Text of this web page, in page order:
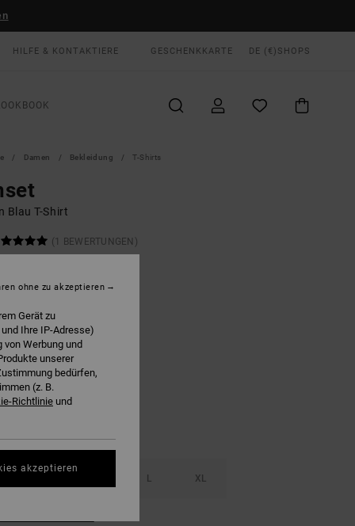
HILFE & KONTAKTIERE GESCHENKKARTE DE (€) SHOPS
Damen Bekleidung T-Shirts
Blau T-Shirt
(1 BEWERTUNGEN)
€
RABATT EXTRA 25 %
Green Tea
L XL
Gerät zu
Ihre IP-Adresse)
Werbung und
unserer
bedürfen,
(z. B.
Richtlinie und
ohne zu akzeptieren
akzeptieren